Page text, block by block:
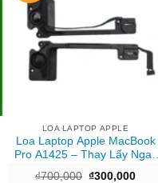
LOA LAPTOP APPLE
Loa Laptop Apple MacBook
Pro A1425 – Thay Lấy Ngay
₫700,000 Giá
₫300,000Giá